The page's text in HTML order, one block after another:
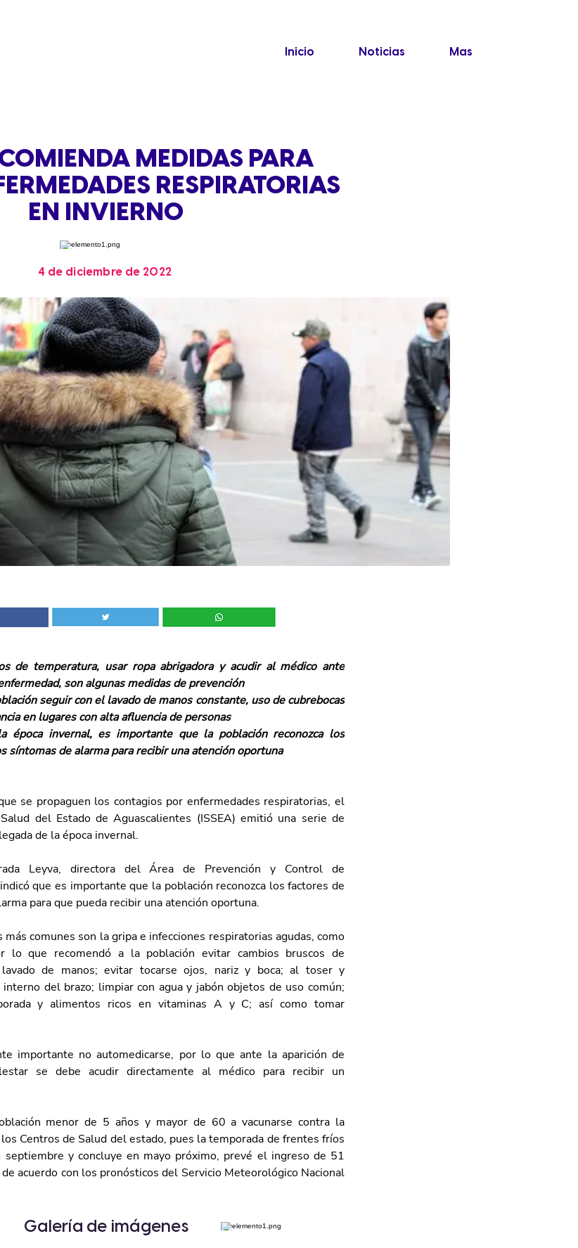
Inicio Noticias Mas
MEDIDAS PARA
RESPIRATORIAS
EN INVIERNO
4 de diciembre de 2022
de temperatura, usar ropa abrigadora y acudir al médico ante
son algunas medidas de prevención
seguir con el lavado de manos constante, uso de cubrebocas
en lugares con alta afluencia de personas
época invernal, es importante que la población reconozca los
síntomas de alarma para recibir una atención oportuna
se propaguen los contagios por enfermedades respiratorias, el
del Estado de Aguascalientes (ISSEA) emitió una serie de
de la época invernal.
Leyva, directora del Área de Prevención y Control de
que es importante que la población reconozca los factores de
para que pueda recibir una atención oportuna.
comunes son la gripa e infecciones respiratorias agudas, como
lo que recomendó a la población evitar cambios bruscos de
de manos; evitar tocarse ojos, nariz y boca; al toser y
del brazo; limpiar con agua y jabón objetos de uso común;
y alimentos ricos en vitaminas A y C; así como tomar
importante no automedicarse, por lo que ante la aparición de
se debe acudir directamente al médico para recibir un
menor de 5 años y mayor de 60 a vacunarse contra la
Centros de Salud del estado, pues la temporada de frentes fríos
y concluye en mayo próximo, prevé el ingreso de 51
acuerdo con los pronósticos del Servicio Meteorológico Nacional
Galería de imágenes